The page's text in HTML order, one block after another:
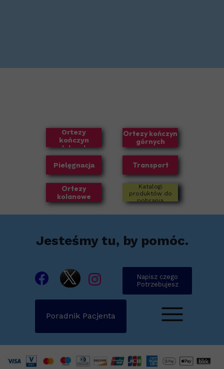
Katalogi
produktów do
pobrania
Ortezy
kolanowe
Ortezy kończyn
górnych
Ortezy
kończyn
dolnych
Transport
Pielęgnacja
Poradnik Pacjenta
Jesteśmy tu, by pomóc.
Napisz czego
Potrzebujesz